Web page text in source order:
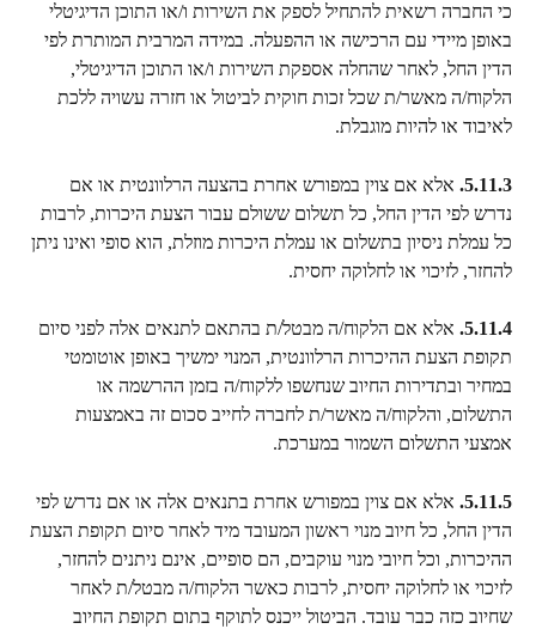
כי החברה רשאית להתחיל לספק את השירות ו/או התוכן הדיגיטלי
באופן מיידי עם הרכישה או ההפעלה. במידה המרבית המותרת לפי
הדין החל, לאחר שהחלה אספקת השירות ו/או התוכן הדיגיטלי,
הלקוח/ה מאשר/ת שכל זכות חוקית לביטול או חזרה עשויה ללכת
לאיבוד או להיות מוגבלת.
5.11.3. אלא אם צוין במפורש אחרת בהצעה הרלוונטית או אם
נדרש לפי הדין החל, כל תשלום ששולם עבור הצעת היכרות, לרבות
כל עמלת ניסיון בתשלום או עמלת היכרות מוזלת, הוא סופי ואינו ניתן
להחזר, לזיכוי או לחלוקה יחסית.
5.11.4. אלא אם הלקוח/ה מבטל/ת בהתאם לתנאים אלה לפני סיום
תקופת הצעת ההיכרות הרלוונטית, המנוי ימשיך באופן אוטומטי
במחיר ובתדירות החיוב שנחשפו ללקוח/ה בזמן ההרשמה או
התשלום, והלקוח/ה מאשר/ת לחברה לחייב סכום זה באמצעות
אמצעי התשלום השמור במערכת.
5.11.5. אלא אם צוין במפורש אחרת בתנאים אלה או אם נדרש לפי
הדין החל, כל חיוב מנוי ראשון המעובד מיד לאחר סיום תקופת הצעת
ההיכרות, וכל חיובי מנוי עוקבים, הם סופיים, אינם ניתנים להחזר,
לזיכוי או לחלוקה יחסית, לרבות כאשר הלקוח/ה מבטל/ת לאחר
שחיוב כזה כבר עובד. הביטול ייכנס לתוקף בתום תקופת החיוב